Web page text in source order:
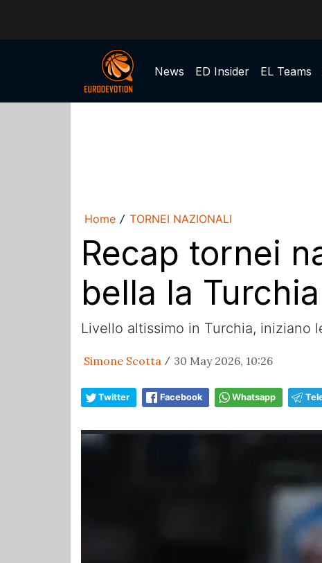
News ED Insider EL Teams
Home / TORNEI NAZIONALI
Recap tornei
bella la
Livello altissimo in Turchia, iniziano
Simone Scotta / 30 May 2026, 10:26
Twitter Facebook Whatsapp